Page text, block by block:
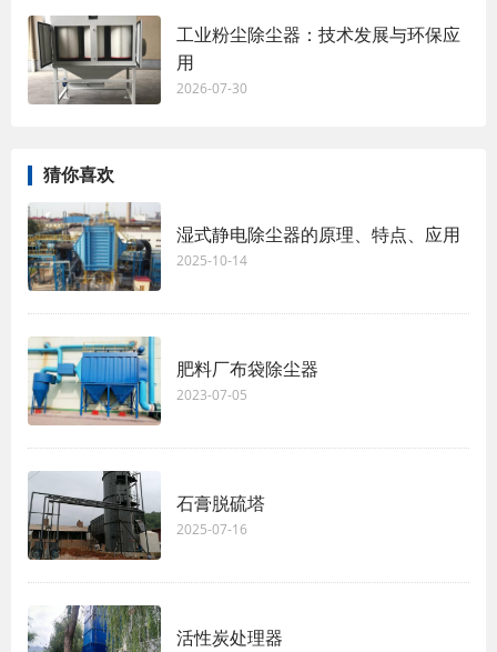
工业粉尘除尘器：技术发展与环保应
用
2026-07-30
猜你喜欢
湿式静电除尘器的原理、特点、应用
2025-10-14
肥料厂布袋除尘器
2023-07-05
石膏脱硫塔
2025-07-16
活性炭处理器